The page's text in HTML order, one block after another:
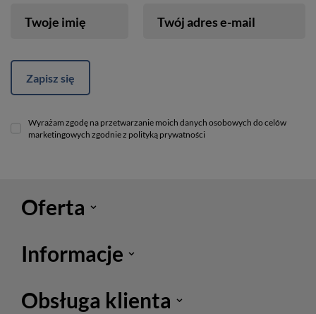
Twoje imię Twój adres e-mail
Zapisz się
Wyrażam zgodę na przetwarzanie moich danych osobowych do celów
marketingowych zgodnie z polityką prywatności
Oferta
Informacje
Obsługa klienta